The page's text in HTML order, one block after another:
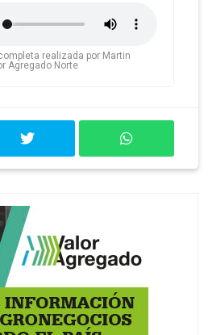
realizada por Martin
Agregado Norte